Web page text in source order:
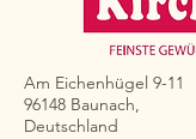
Am Eichenhügel 9-11
96148 Baunach,
Deutschland